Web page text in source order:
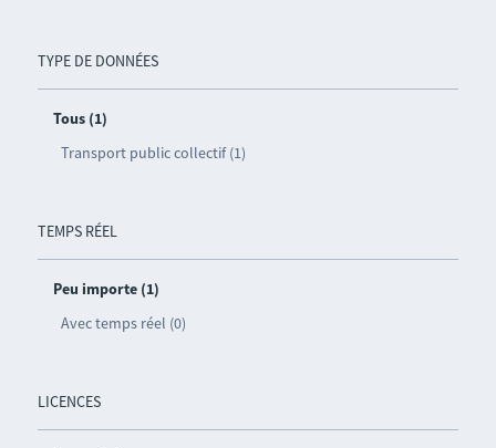
TYPE DE DONNÉES
Tous (1)
Transport public collectif (1)
TEMPS RÉEL
Peu importe (1)
Avec temps réel (0)
LICENCES